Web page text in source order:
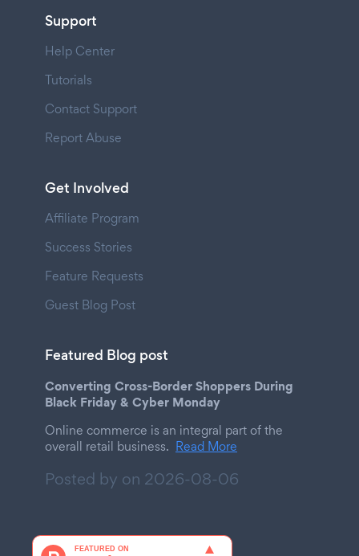
Support
Help Center
Tutorials
Contact Support
Report Abuse
Get Involved
Affiliate Program
Success Stories
Feature Requests
Guest Blog Post
Featured Blog post
Converting Cross-Border Shoppers During
Black Friday & Cyber Monday
Online commerce is an integral part of the
overall retail business. Read More
Posted by on 2026-08-06